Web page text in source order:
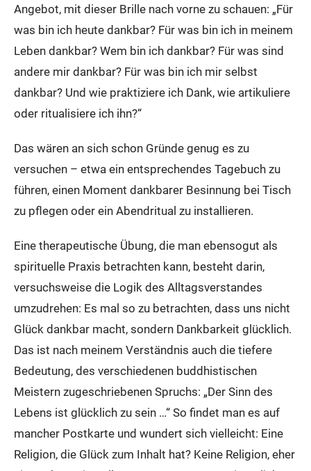
Angebot, mit dieser Brille nach vorne zu schauen: „Für
was bin ich heute dankbar? Für was bin ich in meinem
Leben dankbar? Wem bin ich dankbar? Für was sind
andere mir dankbar? Für was bin ich mir selbst
dankbar? Und wie praktiziere ich Dank, wie artikuliere
oder ritualisiere ich ihn?“
Das wären an sich schon Gründe genug es zu
versuchen – etwa ein entsprechendes Tagebuch zu
führen, einen Moment dankbarer Besinnung bei Tisch
zu pflegen oder ein Abendritual zu installieren.
Eine therapeutische Übung, die man ebensogut als
spirituelle Praxis betrachten kann, besteht darin,
versuchsweise die Logik des Alltagsverstandes
umzudrehen: Es mal so zu betrachten, dass uns nicht
Glück dankbar macht, sondern Dankbarkeit glücklich.
Das ist nach meinem Verständnis auch die tiefere
Bedeutung, des verschiedenen buddhistischen
Meistern zugeschriebenen Spruchs: „Der Sinn des
Lebens ist glücklich zu sein …“ So findet man es auf
mancher Postkarte und wundert sich vielleicht: Eine
Religion, die Glück zum Inhalt hat? Keine Religion, eher